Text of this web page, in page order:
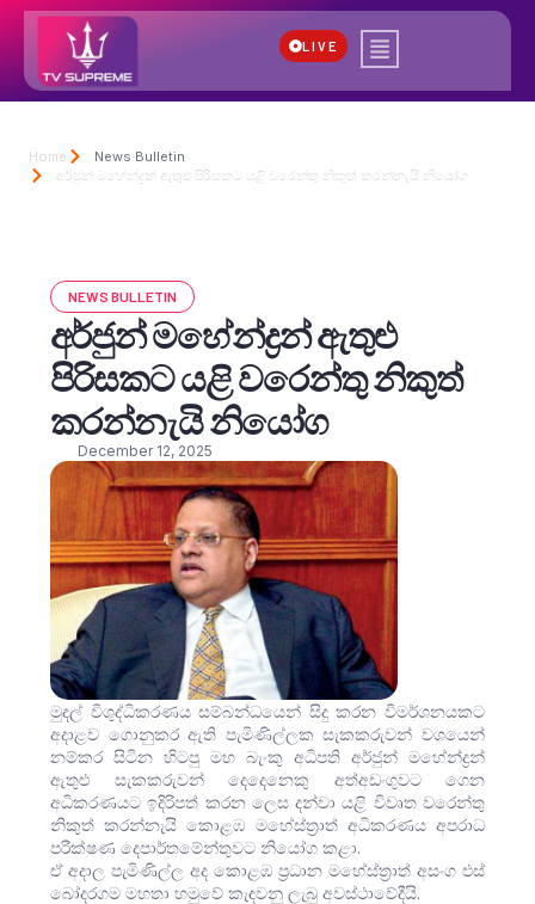
LIVE
Home
News Bulletin
අර්ජුන් මහේන්ද්‍රන් ඇතුළු පිරිසකට යළි වරෙන්තු නිකුත් කරන්නැයි නියෝග
NEWS BULLETIN
අර්ජුන් මහේන්ද්‍රන් ඇතුළු
පිරිසකට යළි වරෙන්තු නිකුත්
කරන්නැයි නියෝග
December 12, 2025
මුදල් විශුද්ධිකරණය සම්බන්ධයෙන් සිදු කරන විමර්ශනයකට
අදාළව ගොනුකර ඇති පැමිණිල්ලක සැකකරුවන් වශයෙන්
නම්කර සිටින හිටපු මහ බැංකු අධිපති අර්ජුන් මහේන්ද්‍රන්
ඇතුළු සැකකරුවන් දෙදෙනෙකු අත්අඩංගුවට ගෙන
අධිකරණයට ඉදිරිපත් කරන ලෙස දන්වා යළි විවෘත වරෙන්තු
නිකුත් කරන්නැයි කොළඹ මහේස්ත්‍රාත් අධිකරණය අපරාධ
පරීක්ෂණ දෙපාර්තමේන්තුවට නියෝග කළා.
ඒ අදාල පැමිණිල්ල අද කොළඹ ප්‍රධාන මහේස්ත්‍රාත් අසංග එස්
බෝදරගම මහතා හමුවේ කැඳවනු ලැබු අවස්ථාවේදීයි.